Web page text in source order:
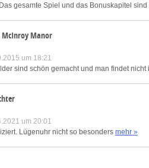
gesamte Spiel und das Bonuskapitel
McInroy Manor
um 18:21
sind schön gemacht und man findet
um 20:01
Lügenuhr nicht so besonders mehr »